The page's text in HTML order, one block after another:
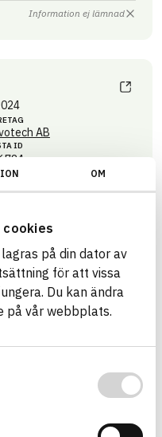
OM
cookies
på din dator av
för att vissa
Du kan ändra
på vår webbplats.
Information ej lämnad
AB
ID
Information ej lämnad
Information ej lämnad
Information ej lämnad
Information ej lämnad